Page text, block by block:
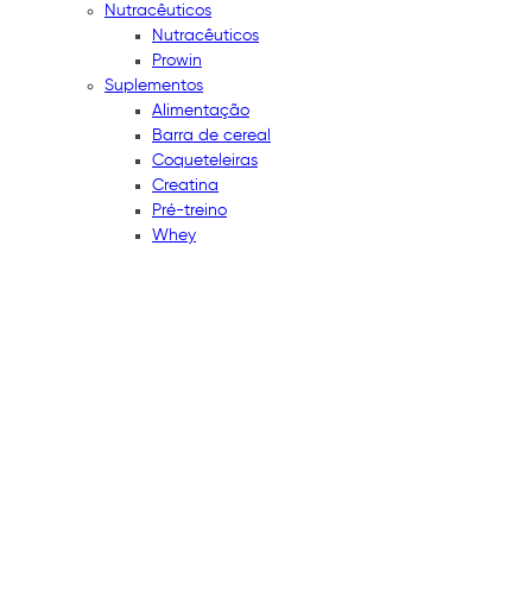
Nutracêuticos
Nutracêuticos
Prowin
Suplementos
Alimentação
Barra de cereal
Coqueteleiras
Creatina
Pré-treino
Whey